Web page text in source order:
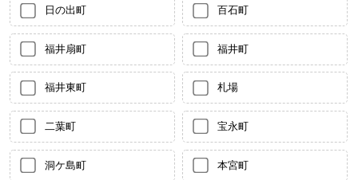
日の出町 百石町
福井扇町 福井町
福井東町 札場
二葉町 宝永町
洞ケ島町 本宮町